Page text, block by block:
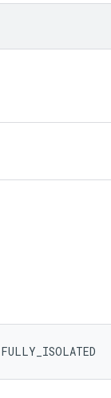
FULLY_ISOLATED